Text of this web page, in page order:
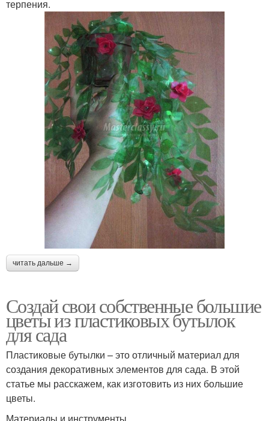
терпения.
читать дальше →
Создай свои собственные большие
цветы из пластиковых бутылок
для сада
Пластиковые бутылки – это отличный материал для
создания декоративных элементов для сада. В этой
статье мы расскажем, как изготовить из них большие
цветы.